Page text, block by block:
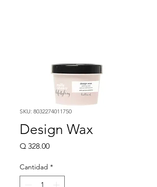
SKU: 8032274011750
Design Wax
Q 328.00Precio
Cantidad *